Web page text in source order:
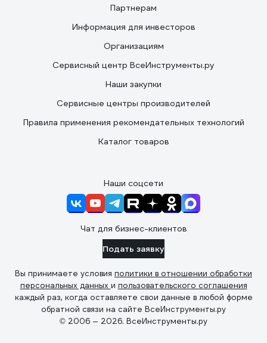
Партнерам
Информация для инвесторов
Организациям
Сервисный центр ВсеИнструменты.ру
Наши закупки
Сервисные центры производителей
Правила применения рекомендательных технологий
Каталог товаров
Наши соцсети
Чат для бизнес-клиентов
Подать заявку
Вы принимаете условия политики в отношении обработки
персональных данных и пользовательского соглашения
каждый раз, когда оставляете свои данные в любой форме
обратной связи на сайте ВсеИнструменты.ру
© 2006 — 2026. ВсеИнструменты.ру